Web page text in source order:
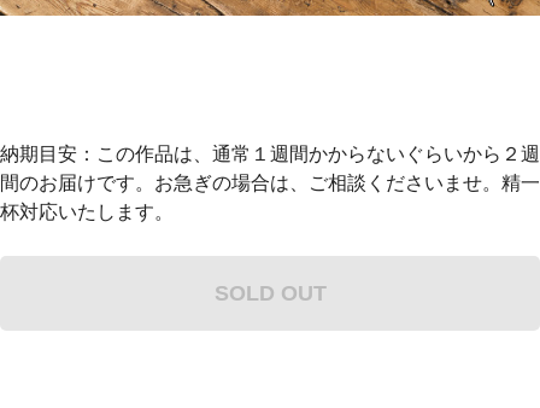
納期目安：この作品は、通常１週間かからないぐらいから２週
間のお届けです。お急ぎの場合は、ご相談くださいませ。精一
杯対応いたします。
SOLD OUT